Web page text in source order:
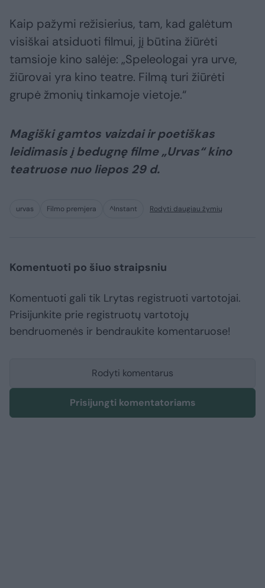
Kaip pažymi režisierius, tam, kad galėtum
visiškai atsiduoti filmui, jį būtina žiūrėti
tamsioje kino salėje: „Speleologai yra urve,
žiūrovai yra kino teatre. Filmą turi žiūrėti
grupė žmonių tinkamoje vietoje.“
Magiški gamtos vaizdai ir poetiškas
leidimasis į bedugnę filme „Urvas“ kino
teatruose nuo liepos 29 d.
urvas Filmo premjera ^Instant Rodyti daugiau žymių
Komentuoti po šiuo straipsniu
Komentuoti gali tik Lrytas registruoti vartotojai.
Prisijunkite prie registruotų vartotojų
bendruomenės ir bendraukite komentaruose!
Rodyti komentarus
Prisijungti komentatoriams